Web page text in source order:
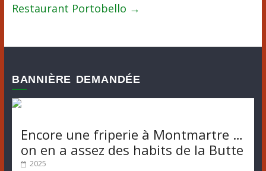
Restaurant Portobello →
BANNIÈRE DEMANDÉE
Encore une friperie à Montmartre …
on en a assez des habits de la Butte
2025